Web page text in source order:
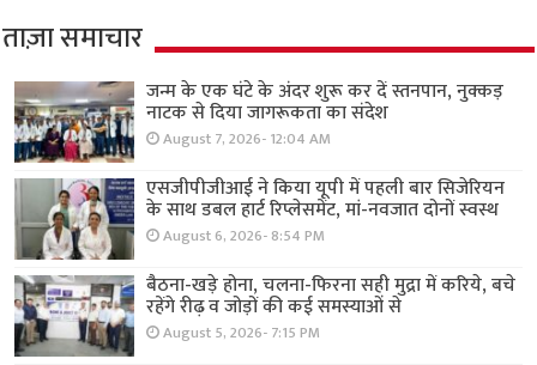
ताज़ा समाचार
जन्म के एक घंटे के अंदर शुरू कर दें स्तनपान, नुक्कड़
नाटक से दिया जागरूकता का संदेश
August 7, 2026- 12:04 AM
एसजीपीजीआई ने किया यूपी में पहली बार सिजेरियन
के साथ डबल हार्ट रिप्लेसमेंट, मां-नवजात दोनों स्वस्थ
August 6, 2026- 8:54 PM
बैठना-खड़े होना, चलना-फिरना सही मुद्रा में करिये, बचे
रहेंगे रीढ़ व जोड़ों की कई समस्याओं से
August 5, 2026- 7:15 PM